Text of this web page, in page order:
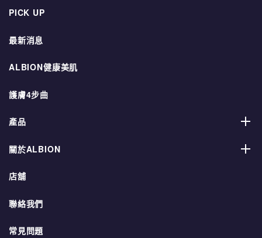
PICK UP
最新消息
ALBION健康美肌
護膚4步曲
產品
關於ALBION
店舖
聯絡我們
常見問題